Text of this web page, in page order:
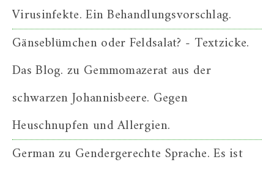
Virusinfekte. Ein Behandlungsvorschlag.
Gänseblümchen oder Feldsalat? - Textzicke.
Das Blog. zu Gemmomazerat aus der
schwarzen Johannisbeere. Gegen
Heuschnupfen und Allergien.
Germanzu Gendergerechte Sprache. Es ist